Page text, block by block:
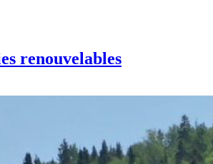
renouvelables